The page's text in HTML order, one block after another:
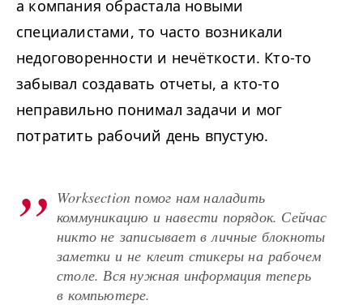
а компания обрастала новыми
специалистами, то часто возникали
недоговоренности и нечёткости. Кто-то
забывал создавать отчеты, а кто-то
неправильно понимал задачи и мог
потратить рабочий день впустую.
Worksection помог нам наладить
коммуникацию и навести порядок. Сейчас
никто не записывает в личные блокноты
заметки и не клеит стикеры на рабочем
столе. Вся нужная информация теперь
в компьютере.